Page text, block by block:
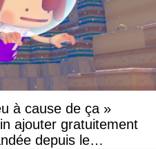
à cause de ça »
ajouter gratuitement
depuis le